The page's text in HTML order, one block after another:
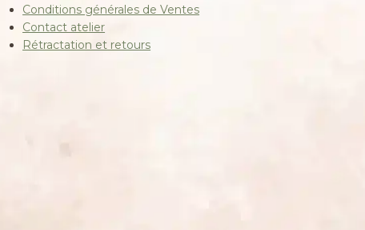
Conditions générales de Ventes
Contact atelier
Rétractation et retours